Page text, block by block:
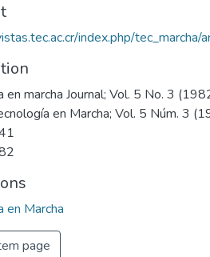
index.php/
en marcha Journal; Vol. 5 No. 3
en Marcha; Vol. 5 Núm. 3
en Marcha
page